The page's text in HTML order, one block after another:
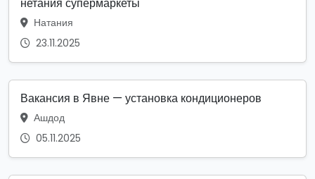
Натания
23.11.2025
Вакансия в Явне — установка кондиционеров
Ашдод
05.11.2025